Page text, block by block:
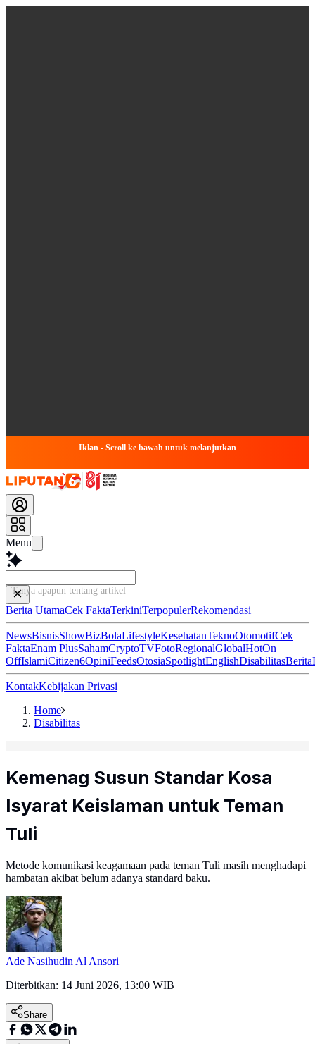
Iklan - Scroll ke bawah untuk melanjutkan
Menu
Tanya apapun tentang artikel ini...
Berita UtamaCek FaktaTerkiniTerpopulerRekomendasi
NewsBisnisShowBizBolaLifestyleKesehatanTeknoOtomotifCek
FaktaEnam PlusSahamCryptoTVFotoRegionalGlobalHotOn
OffIslamiCitizen6OpiniFeedsOtosiaSpotlightEnglishDisabilitasBerita
KontakKebijakan Privasi
Home
Disabilitas
Kemenag Susun Standar Kosa
Isyarat Keislaman untuk Teman
Tuli
Metode komunikasi keagamaan pada teman Tuli masih menghadapi
hambatan akibat belum adanya standard baku.
Ade Nasihudin Al Ansori
Diterbitkan: 14 Juni 2026, 13:00 WIB
Share